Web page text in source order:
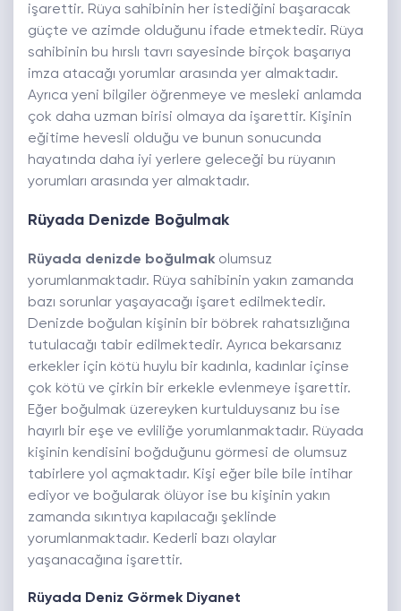
işarettir. Rüya sahibinin her istediğini başaracak
güçte ve azimde olduğunu ifade etmektedir. Rüya
sahibinin bu hırslı tavrı sayesinde birçok başarıya
imza atacağı yorumlar arasında yer almaktadır.
Ayrıca yeni bilgiler öğrenmeye ve mesleki anlamda
çok daha uzman birisi olmaya da işarettir. Kişinin
eğitime hevesli olduğu ve bunun sonucunda
hayatında daha iyi yerlere geleceği bu rüyanın
yorumları arasında yer almaktadır.
Rüyada Denizde Boğulmak
Rüyada denizde boğulmak olumsuz
yorumlanmaktadır. Rüya sahibinin yakın zamanda
bazı sorunlar yaşayacağı işaret edilmektedir.
Denizde boğulan kişinin bir böbrek rahatsızlığına
tutulacağı tabir edilmektedir. Ayrıca bekarsanız
erkekler için kötü huylu bir kadınla, kadınlar içinse
çok kötü ve çirkin bir erkekle evlenmeye işarettir.
Eğer boğulmak üzereyken kurtulduysanız bu ise
hayırlı bir eşe ve evliliğe yorumlanmaktadır. Rüyada
kişinin kendisini boğduğunu görmesi de olumsuz
tabirlere yol açmaktadır. Kişi eğer bile bile intihar
ediyor ve boğularak ölüyor ise bu kişinin yakın
zamanda sıkıntıya kapılacağı şeklinde
yorumlanmaktadır. Kederli bazı olaylar
yaşanacağına işarettir.
Rüyada Deniz Görmek Diyanet